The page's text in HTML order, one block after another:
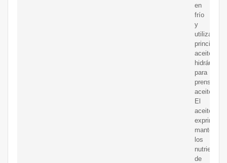
en
frío
y
utiliza
aceite
hidráulico
para
prensar
aceite.
El
aceite
exprimido
mantendrá
los
nutrientes
de